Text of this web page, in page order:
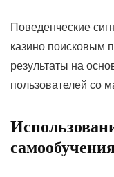
Поведенческие
казино поисковым
результаты на
пользователей со